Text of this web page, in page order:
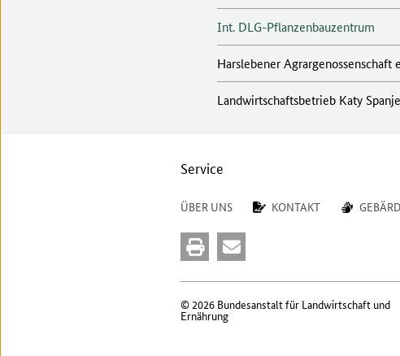
Int. DLG-Pflanzenbauzentrum
Harslebener Agrargenossenschaft
Landwirtschaftsbetrieb Katy
Service
ÜBER UNS KONTAKT
© 2026 Bundesanstalt für Landwirtschaft und
Ernährung